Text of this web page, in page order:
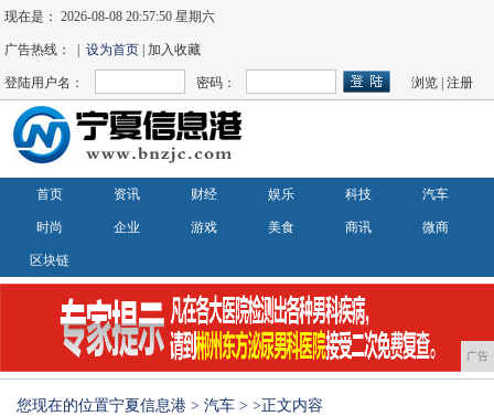
现在是：2026-08-08 20:57:51 星期六
广告热线： |设为首页 | 加入收藏
登陆用户名： 密码： 浏览 |注册
首页 资讯 财经 娱乐 科技 汽车
时尚 企业 游戏 美食 商讯 微商
区块链
广告
您现在的位置宁夏信息港 > 汽车 > >正文内容